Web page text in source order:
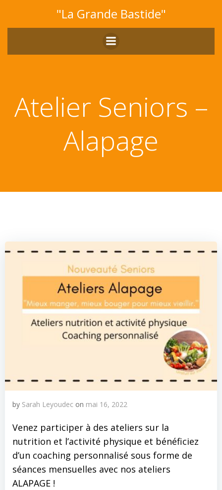
au
contenu
"La Grande Bastide"
Atelier Seniors –
Alapage
by Sarah Leyoudec on mai 16, 2022
Venez participer à des ateliers sur la
nutrition et l’activité physique et bénéficiez
d’un coaching personnalisé sous forme de
séances mensuelles avec nos ateliers
ALAPAGE !